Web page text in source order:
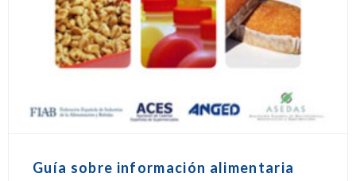
Guía sobre información alimentaria